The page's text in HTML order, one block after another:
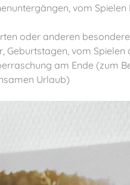
vom
oder anderen
Geburtstagen, vom
am Ende (zum
Urlaub)